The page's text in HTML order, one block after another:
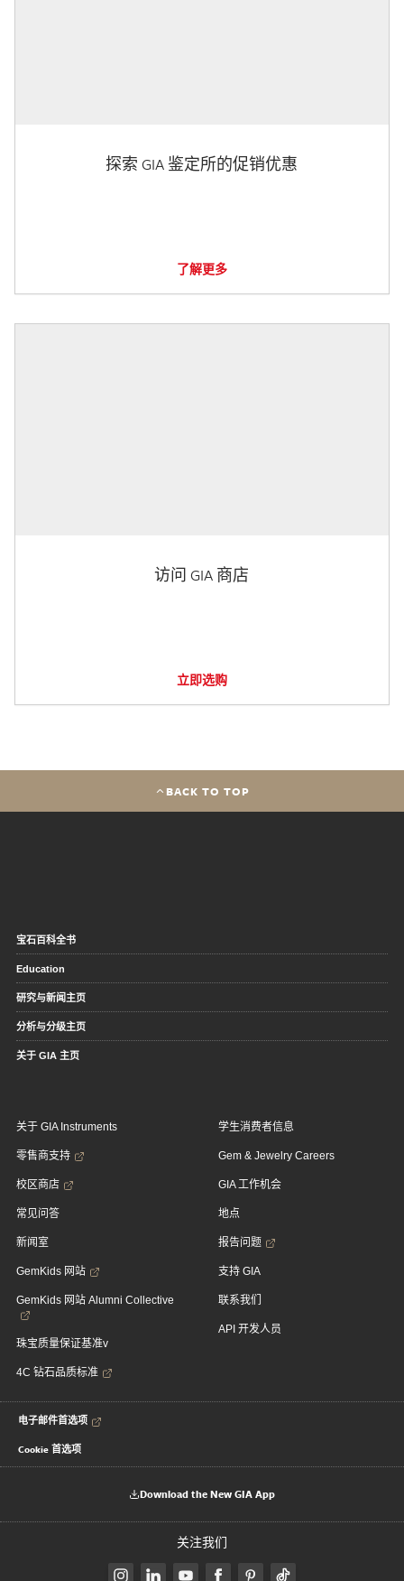
探索 GIA 鉴定所的促销优惠
了解更多
访问 GIA 商店
立即选购
BACK TO TOP
宝石百科全书
Education
研究与新闻主页
分析与分级主页
关于 GIA 主页
关于 GIA Instruments
零售商支持
校区商店
常见问答
新闻室
GemKids 网站
GemKids 网站 Alumni Collective
珠宝质量保证基准v
4C 钻石品质标准
学生消费者信息
Gem & Jewelry Careers
GIA 工作机会
地点
报告问题
支持 GIA
联系我们
API 开发人员
电子邮件首选项
Cookie 首选项
Download the New GIA App
关注我们